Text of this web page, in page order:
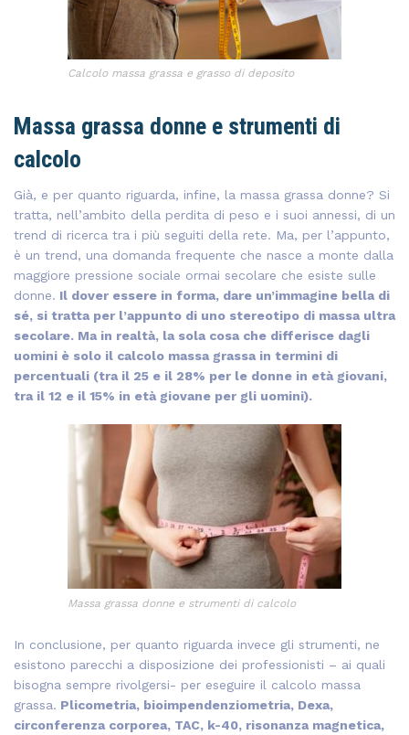
Calcolo massa grassa e grasso di deposito
Massa grassa donne e strumenti di
calcolo
Già, e per quanto riguarda, infine, la massa grassa donne? Si
tratta, nell’ambito della perdita di peso e i suoi annessi, di un
trend di ricerca tra i più seguiti della rete. Ma, per l’appunto,
è un trend, una domanda frequente che nasce a monte dalla
maggiore pressione sociale ormai secolare che esiste sulle
donne. Il dover essere in forma, dare un’immagine bella di
sé, si tratta per l’appunto di uno stereotipo di massa ultra
secolare. Ma in realtà, la sola cosa che differisce dagli
uomini è solo il calcolo massa grassa in termini di
percentuali (tra il 25 e il 28% per le donne in età giovani,
tra il 12 e il 15% in età giovane per gli uomini).
Massa grassa donne e strumenti di calcolo
In conclusione, per quanto riguarda invece gli strumenti, ne
esistono parecchi a disposizione dei professionisti – ai quali
bisogna sempre rivolgersi- per eseguire il calcolo massa
grassa. Plicometria, bioimpendenziometria, Dexa,
circonferenza corporea, TAC, k-40, risonanza magnetica,